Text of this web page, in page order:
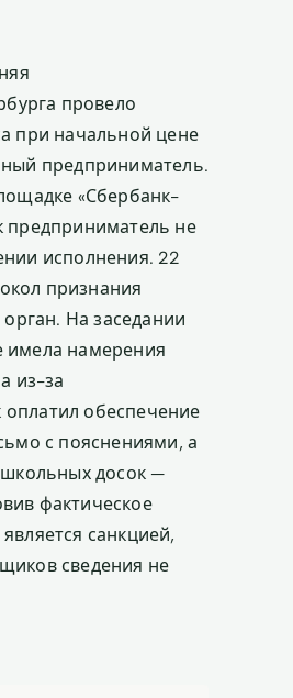
провело
при начальной цене
предприниматель.
«Сбербанк-
предприниматель не
исполнения. 22
признания
На заседании
имела намерения
из-за
обеспечение
с пояснениями, а
школьных досок —
фактическое
санкцией,
сведения не